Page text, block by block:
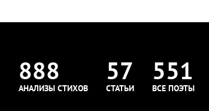
888
АНАЛИЗЫ СТИХОВ
57
СТАТЬИ
551
ВСЕ ПОЭТЫ